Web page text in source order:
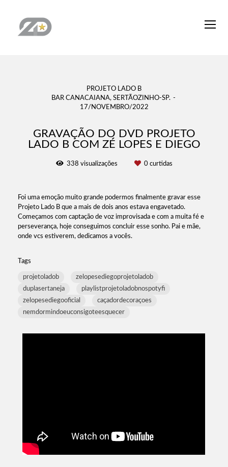
PROJETO LADO B
BAR CANACAIANA, SERTÃOZINHO-SP.
17/NOVEMBRO/2022
GRAVAÇÃO DO DVD PROJETO
LADO B COM ZÉ LOPES E DIEGO
338 visualizações 0curtidas
Foi uma emoção muito grande podermos finalmente gravar esse
Projeto Lado B que a mais de dois anos estava engavetado.
Começamos com captação de voz improvisada e com a muita fé e
perseverança, hoje conseguimos concluir esse sonho. Pai e mãe,
onde vcs estiverem, dedicamos a vocês.
Tags
projetoladob
zelopesediegoprojetoladob
duplasertaneja
playlistprojetoladobnospotyfi
zelopesediegooficial
caçadordecoraçoes
nemdormindoeuconsigoteesquecer